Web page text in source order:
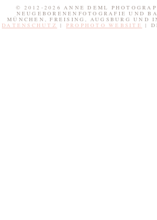
© 2012-2026 ANNE DEML
NEUGEBORENENFOTOGRAFIE UND
MÜNCHEN, FREISING, AUGSBURG UND
DATENSCHUTZ
| PROPHOTO WEBSITE |